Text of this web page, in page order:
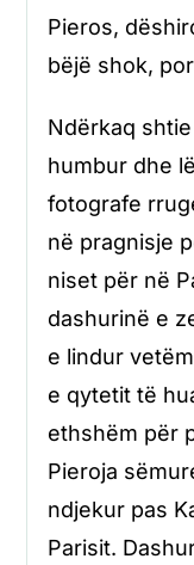
Pieros,
bëjë shok,
Ndërkaq
humbur dhe
fotografe
në pragnisje
niset për në
dashurinë e
e lindur
e qytetit të
ethshëm për
Pieroja
ndjekur pas
Parisit.